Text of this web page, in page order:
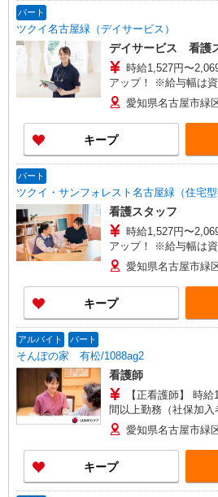
パート
ツクイ名古屋緑（デイサービス）
デイサービス 看護
時給1,527円〜2,069円 ★土日祝日は時
アップ！ ※給与幅は
愛知県名古屋市緑
キープ
パート
ツクイ・サンフォレスト名古屋緑（住宅型
看護スタッフ
時給1,527円〜2,069円 ★土日祝日は時
アップ！ ※給与幅は
愛知県名古屋市緑
キープ
アルバイト パート
そんぽの家 有松/1088ag2
看護師
【正看護師】 時給
間以上勤務（社保加
1,685円 【准看護師】 時給1,255円〜1,355円 ◎週
20時間以上勤務（社保
円〜1,385円 ※各種手当込 ※時給は経験により異
なる
愛知県名古屋市緑
キープ